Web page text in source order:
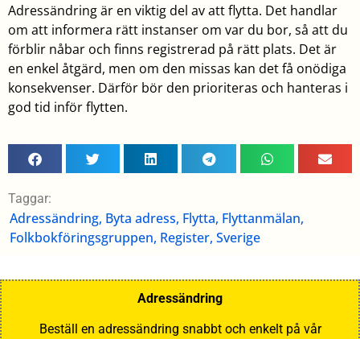
Adressändring är en viktig del av att flytta. Det handlar
om att informera rätt instanser om var du bor, så att du
förblir nåbar och finns registrerad på rätt plats. Det är
en enkel åtgärd, men om den missas kan det få onödiga
konsekvenser. Därför bör den prioriteras och hanteras i
god tid inför flytten.
Taggar:
Adressändring, Byta adress, Flytta, Flyttanmälan,
Folkbokföringsgruppen, Register, Sverige
Adressändring
Beställ en adressändring snabbt och enkelt på vår